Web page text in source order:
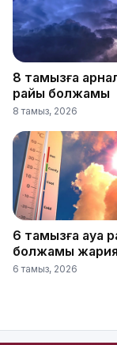
8 тамызға
райы болжамы
8 тамыз, 2026
6 тамызға ауа
болжамы
6 тамыз, 2026